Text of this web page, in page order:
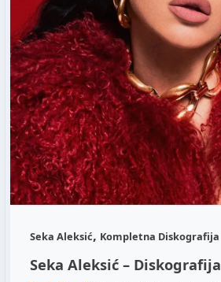
Seka Aleksić, Kompletna Diskografija
Seka Aleksić – Diskografija